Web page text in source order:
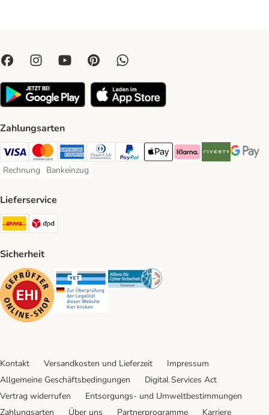
Zahlungsarten
Visa Payment Method
Mastercard Payment Method
American Express Payment Method
Diners Club Payment Method
PayPal Payment Method
Apple Pay Payment Method
Klarna Payment Method
Riverty Payment
Google
Rechnung
Rechnung Payment Method
Bankeinzug
Bankeinzug Payment Method
Lieferservice
DHL Shipping Method
Sicherheit
Security Security Security
Kontakt Versandkosten und Lieferzeit
Impressum
Allgemeine Geschäftsbedingungen
Digital Services Act
Vertrag widerrufen
Entsorgungs- und Umweltbestimmungen
Zahlungsarten
Über uns Partnerprogramme Karriere